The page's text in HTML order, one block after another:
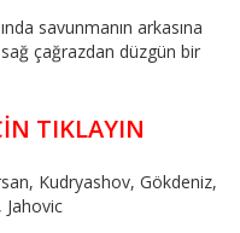
savunmanın arkasına
çağrazdan düzgün bir
TIKLAYIN
Kudryashov, Gökdeniz,